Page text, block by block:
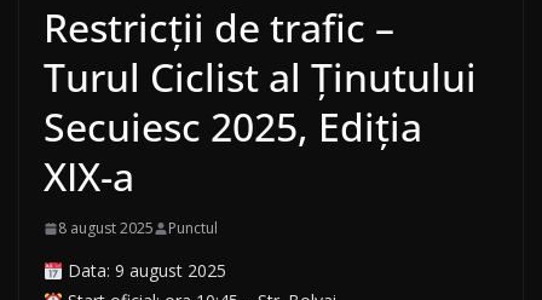
Restricții de trafic –
Turul Ciclist al Ținutului
Secuiesc 2025, Ediția
XIX-a
8 august 2025 Punctul
Data: 9 august 2025